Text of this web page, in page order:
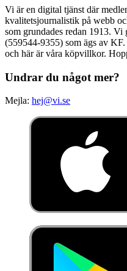
Vi är en digital tjänst där
kvalitetsjournalistik på webb
som grundades redan 1913.
(559544-9355) som ägs av
och här är våra köpvillkor.
Undrar du något mer?
Mejla: hej@vi.se